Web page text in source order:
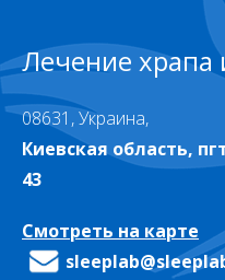
Лечение храпа
08631, Украина,
Киевская область,
43
Смотреть на карте